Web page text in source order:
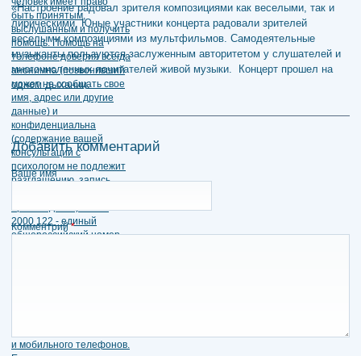
«Настроение радовал зрителя композициями как веселыми, так и
лирическими. Юные участники концерта радовали зрителей
веселыми композициями из мультфильмов. Самодеятельные
музыканты пользуются заслуженным авторитетом у слушателей и
многочисленных почитателей живой музыки. Концерт прошел на
одном дыхании.
Добавить комментарий
Ваше имя
Комментрий*